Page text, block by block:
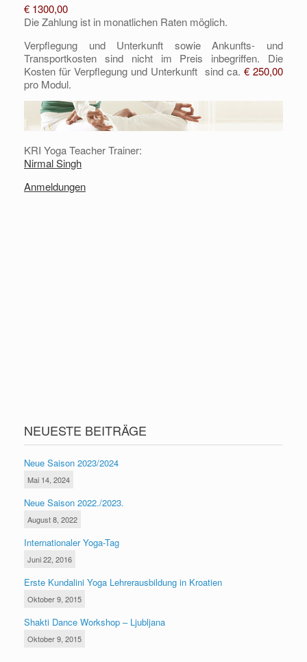
€ 1300,00
Die Zahlung ist in monatlichen Raten möglich.
Verpflegung und Unterkunft sowie Ankunfts- und
Transportkosten sind nicht im Preis inbegriffen. Die
Kosten für Verpflegung und Unterkunft sind ca. € 250,00
pro Modul.
KRI Yoga Teacher Trainer:
Nirmal Singh
Anmeldungen
NEUESTE BEITRÄGE
Neue Saison 2023/2024
Mai 14, 2024
Neue Saison 2022./2023.
August 8, 2022
Internationaler Yoga-Tag
Juni 22, 2016
Erste Kundalini Yoga Lehrerausbildung in Kroatien
Oktober 9, 2015
Shakti Dance Workshop – Ljubljana
Oktober 9, 2015